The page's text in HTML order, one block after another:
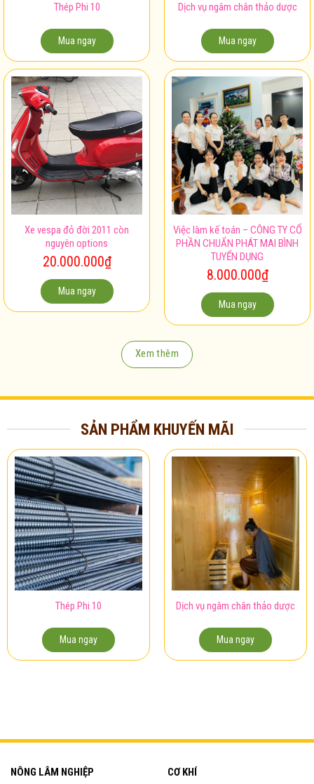
Thép Phi 10
Mua ngay
Dịch vụ ngâm chân thảo dược
Mua ngay
Xe vespa đỏ đời 2011 còn
nguyên options
20.000.000₫
Mua ngay
Việc làm kế toán – CÔNG TY CỔ
PHẦN CHUẨN PHÁT MAI BÌNH
TUYỂN DỤNG
8.000.000₫
Mua ngay
Xem thêm
SẢN PHẨM KHUYẾN MÃI
Thép Phi 10
Mua ngay
Dịch vụ ngâm chân thảo dược
Mua ngay
NÔNG LÂM NGHIỆP CƠ KHÍ